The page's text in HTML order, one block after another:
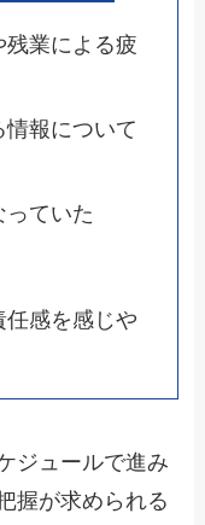
残業による疲
情報について
っていた
感を感じや
ジュールで進み
握が求められる